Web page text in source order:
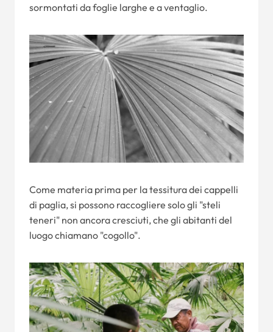
sormontati da foglie larghe e a ventaglio.
Come materia prima per la tessitura dei cappelli
di paglia, si possono raccogliere solo gli "steli
teneri" non ancora cresciuti, che gli abitanti del
luogo chiamano "cogollo".